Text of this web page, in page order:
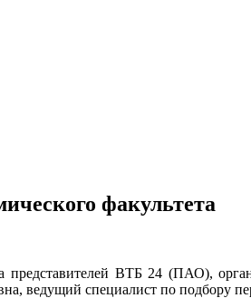
факультета
представителей ВТБ 24 (ПАО),
ведущий специалист по подбору